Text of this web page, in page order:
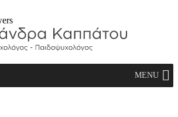
MENU